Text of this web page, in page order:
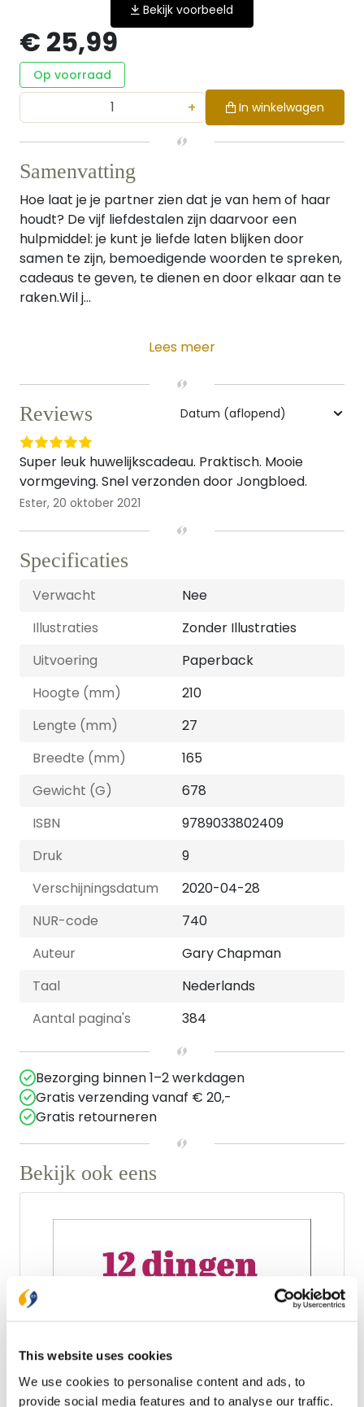
This website uses cookies
We use cookies to personalise content and ads, to
provide social media features and to analyse our traffic.
Bekijk voorbeeld
€ 25,99
Op voorraad
+ In winkelwagen
Samenvatting
Hoe laat je je partner zien dat je van hem of haar
houdt? De vijf liefdestalen zijn daarvoor een
hulpmiddel: je kunt je liefde laten blijken door
samen te zijn, bemoedigende woorden te spreken,
cadeaus te geven, te dienen en door elkaar aan te
raken.Wil j...
Lees meer
Reviews
Super leuk huwelijkscadeau. Praktisch. Mooie
vormgeving. Snel verzonden door Jongbloed.
Ester, 20 oktober 2021
Specificaties
Verwacht
Nee
Illustraties
Zonder Illustraties
Uitvoering
Paperback
Hoogte (mm)
210
Lengte (mm)
27
Breedte (mm)
165
Gewicht (G)
678
ISBN
9789033802409
Druk
9
Verschijningsdatum
2020-04-28
NUR-code
740
Auteur
Gary Chapman
Taal
Nederlands
Aantal pagina's
384
Bezorging binnen 1–2 werkdagen
Gratis verzending vanaf € 20,-
Gratis retourneren
Bekijk ook eens